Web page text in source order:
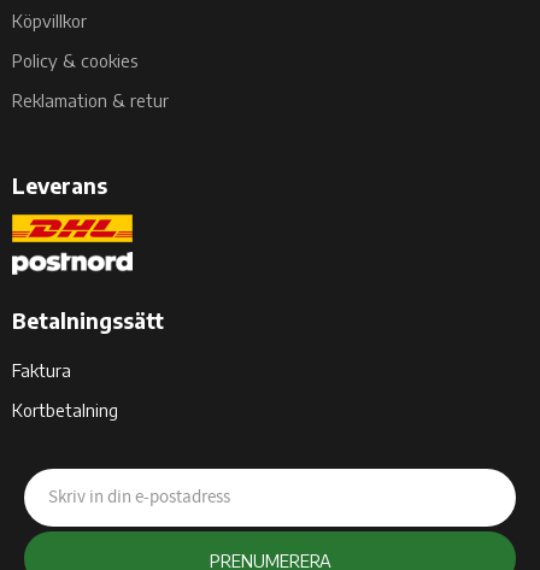
Köpvillkor
Policy & cookies
Reklamation & retur
Leverans
Betalningssätt
Faktura
Kortbetalning
PRENUMERERA